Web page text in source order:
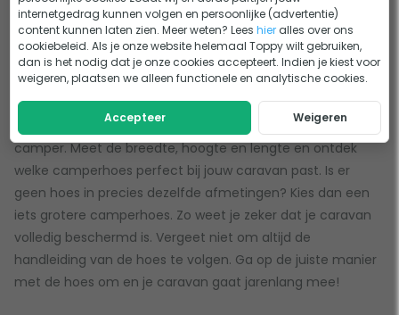
levensduur.
Hoe bepaal ik de gewenste
camperhoesmaat?
Het belangrijkste van alles is natuurlijk de grootte van je
camper. Meet de breedte, hoogte en lengte en ontdek
welke camperhoes perfect bij jouw caravan past. Is er
geen hoes in precies dezelfde afmetingen? Kies dan een
iets grotere camperhoes. Zo weet je zeker dat je caravan
volledig beschermd is. Vergeet niet om altijd de
handleiding van de hoes te volgen. Ga op de juiste manier
met de hoes om en je caravan gaat jarenlang mee!
internetgedrag kunnen volgen en persoonlijke (advertentie)
content kunnen laten zien. Meer weten? Leeshier alles over ons
cookiebeleid. Als je onze website helemaal Toppy wilt gebruiken,
dan is het nodig dat je onze cookies accepteert. Indien je kiest voor
weigeren, plaatsen we alleen functionele en analytische cookies.
Accepteer Weigeren